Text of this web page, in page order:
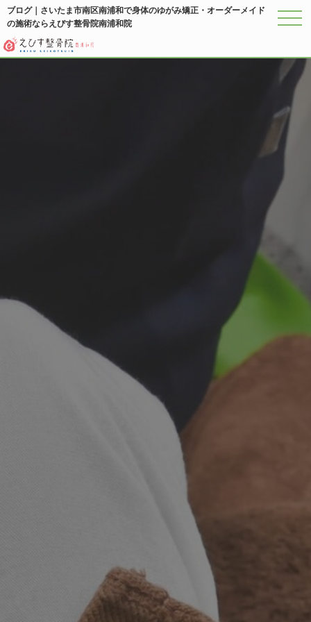
ブログ｜さいたま市南区南浦和で身体のゆがみ矯正・オーダーメイド
の施術ならえびす整骨院南浦和院
メニ